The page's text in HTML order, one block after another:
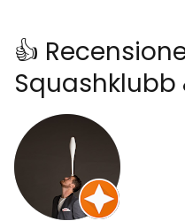
👍
Squashklubb